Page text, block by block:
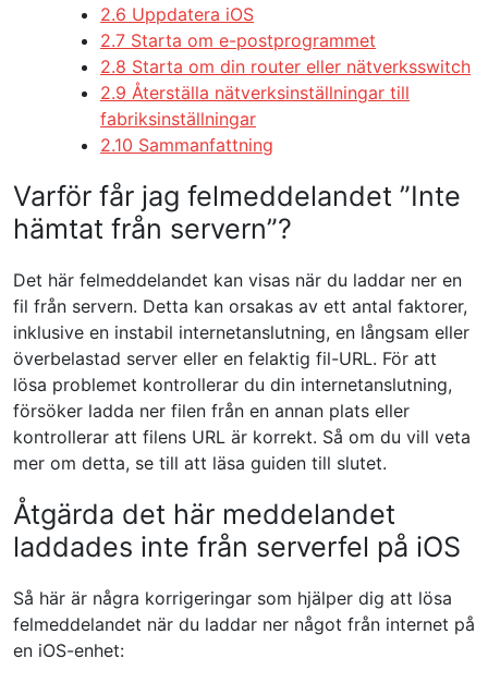
2.6 Uppdatera iOS
2.7 Starta om e-postprogrammet
2.8 Starta om din router eller nätverksswitch
2.9 Återställa nätverksinställningar till
fabriksinställningar
2.10 Sammanfattning
Varför får jag felmeddelandet ”Inte
hämtat från servern”?
Det här felmeddelandet kan visas när du laddar ner en
fil från servern. Detta kan orsakas av ett antal faktorer,
inklusive en instabil internetanslutning, en långsam eller
överbelastad server eller en felaktig fil-URL. För att
lösa problemet kontrollerar du din internetanslutning,
försöker ladda ner filen från en annan plats eller
kontrollerar att filens URL är korrekt. Så om du vill veta
mer om detta, se till att läsa guiden till slutet.
Åtgärda det här meddelandet
laddades inte från serverfel på iOS
Så här är några korrigeringar som hjälper dig att lösa
felmeddelandet när du laddar ner något från internet på
en iOS-enhet: